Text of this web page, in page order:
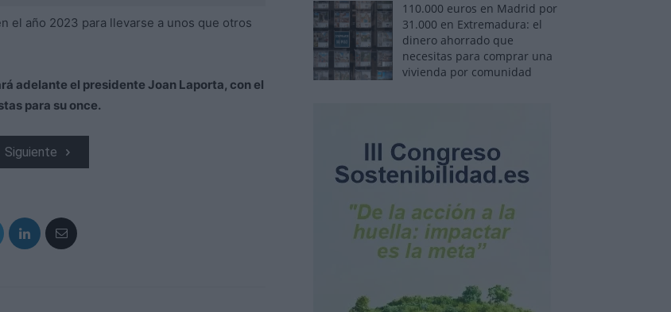
el año 2023 para llevarse a unos que otros
adelante el presidente Joan Laporta, con el
para su once.
Siguiente
110.000 euros en Madrid por
31.000 en Extremadura: el
dinero ahorrado que
necesitas para comprar una
vivienda por comunidad